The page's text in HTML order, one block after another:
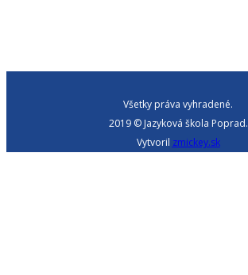
Všetky práva vyhradené.
2019 © Jazyková škola Poprad.
Vytvoril zmickey.sk